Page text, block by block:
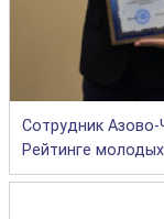
Сотрудник
Рейтинге